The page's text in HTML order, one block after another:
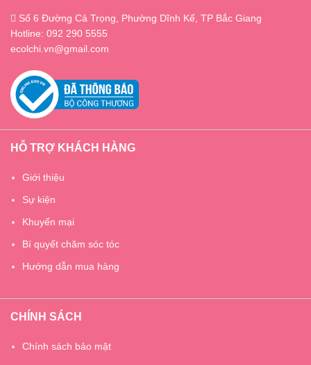
Số 6 Đường Cả Trọng, Phường Dĩnh Kế, TP Bắc Giang
Hotline: 092 290 5555
ecolchi.vn@gmail.com
HỖ TRỢ KHÁCH HÀNG
Giới thiệu
Sự kiện
Khuyến mại
Bí quyết chăm sóc tóc
Hướng dẫn mua hàng
CHÍNH SÁCH
Chính sách bảo mật